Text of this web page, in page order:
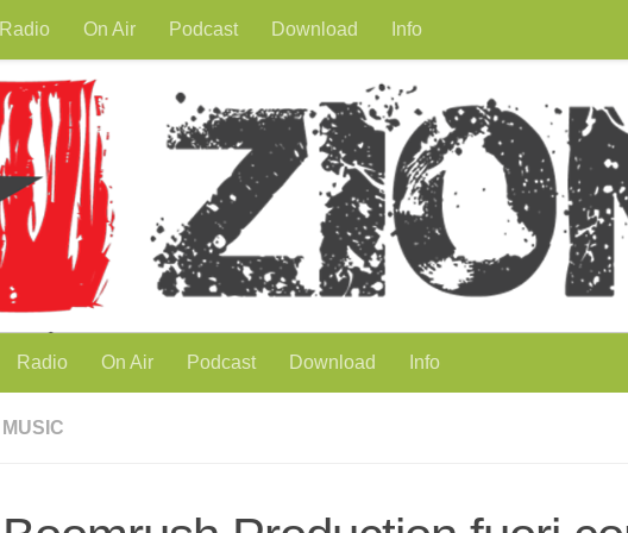
Radio On Air Podcast Download Info
Radio On Air Podcast Download Info
MUSIC